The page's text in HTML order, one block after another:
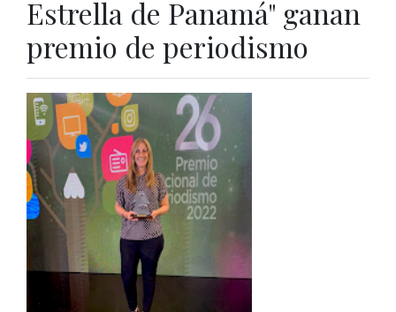
Estrella de Panamá" ganan
premio de periodismo